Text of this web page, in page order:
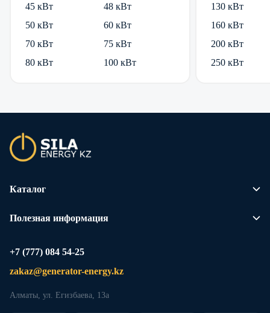
45 кВт
48 кВт
50 кВт
60 кВт
70 кВт
75 кВт
80 кВт
100 кВт
130 кВт
160 кВт
200 кВт
250 кВт
Каталог
Полезная информация
+7 (777) 084 54-25
zakaz@generator-energy.kz
Алматы, ул. Егизбаева, 13а
Мы используем
позволяет нам
взаимодействие